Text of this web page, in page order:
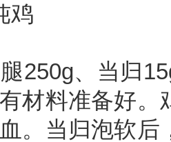
、当归
材料准备好。
。当归泡软